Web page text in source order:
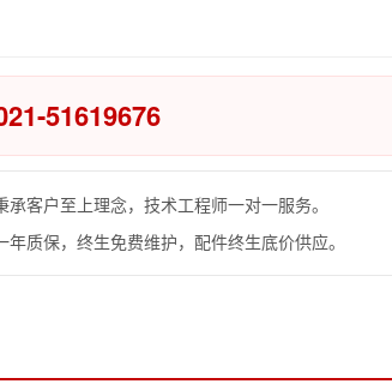
51619676
承客户至上理念，技术工程师一对一服务。
年质保，终生免费维护，配件终生底价供应。